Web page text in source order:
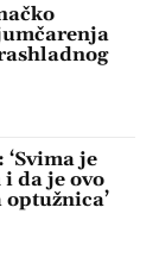
je
i da je ovo